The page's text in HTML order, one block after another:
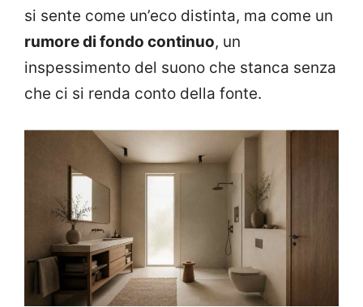
si sente come un’eco distinta, ma come un
rumore di fondo continuo, un
inspessimento del suono che stanca senza
che ci si renda conto della fonte.